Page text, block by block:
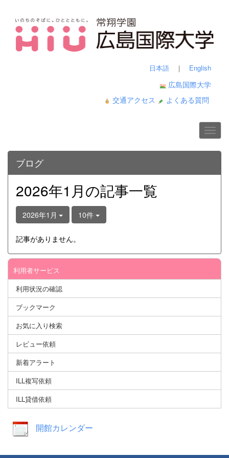
日本語 ｜ English
広島国際大学
交通アクセス
よくある質問
ブログ
2026年1月の記事一覧
2026年1月 10件
記事がありません。
利用者サービス
利用状況の確認
ブックマーク
お気に入り検索
レビュー依頼
新着アラート
ILL複写依頼
ILL貸借依頼
開館カレンダー